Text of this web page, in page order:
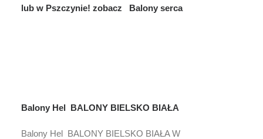
lub w Pszczynie! zobacz Balony serca
Balony Hel BALONY BIELSKO BIAŁA
Balony Hel BALONY BIELSKO BIAŁA W